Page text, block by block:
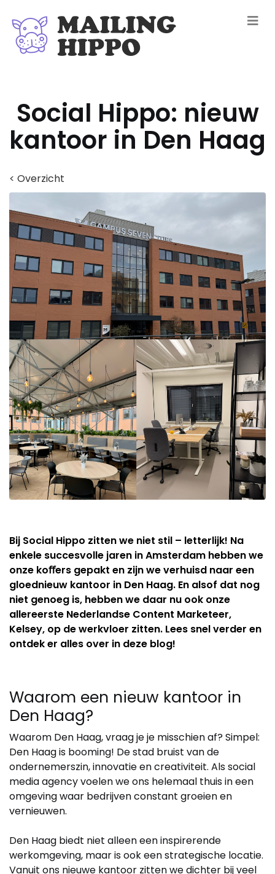
Social Hippo: nieuw
kantoor in Den Haag
< Overzicht
Bij Social Hippo zitten we niet stil – letterlijk! Na
enkele succesvolle jaren in Amsterdam hebben we
onze koﬀers gepakt en zijn we verhuisd naar een
gloednieuw kantoor in Den Haag. En alsof dat nog
niet genoeg is, hebben we daar nu ook onze
allereerste Nederlandse Content Marketeer,
Kelsey, op de werkvloer zitten. Lees snel verder en
ontdek er alles over in deze blog!
Waarom een nieuw kantoor in
Den Haag?
Waarom Den Haag, vraag je je misschien af? Simpel:
Den Haag is booming! De stad bruist van de
ondernemerszin, innovatie en creativiteit. Als social
media agency voelen we ons helemaal thuis in een
omgeving waar bedrijven constant groeien en
vernieuwen.
Den Haag biedt niet alleen een inspirerende
werkomgeving, maar is ook een strategische locatie.
Vanuit ons nieuwe kantoor zitten we dichter bij veel